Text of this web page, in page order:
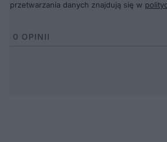
przetwarzania danych znajdują się w
0 OPINII